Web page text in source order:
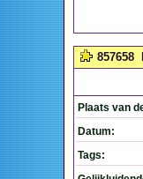
857658
Plaats van
Datum:
Tags: